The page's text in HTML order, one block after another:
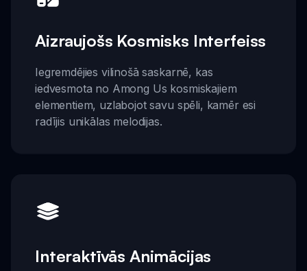
Aizraujošs Kosmisks Interfeiss
Iegremdējies vilinošā saskarnē, kas
iedvesmota no Among Us kosmiskajiem
elementiem, uzlabojot savu spēli, kamēr esi
radījis unikālas melodijas.
Interaktīvās Animācijas